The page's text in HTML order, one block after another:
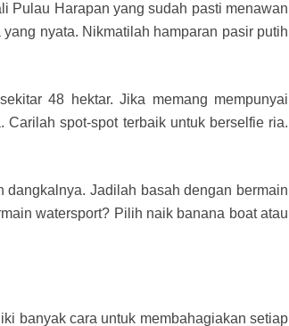
Pulau Harapan yang sudah pasti menawan
nyata. Nikmatilah hamparan pasir putih
48 hektar. Jika memang mempunyai
spot-spot terbaik untuk berselfie ria.
Jadilah basah dengan bermain
watersport? Pilih naik banana boat atau
banyak cara untuk membahagiakan setiap